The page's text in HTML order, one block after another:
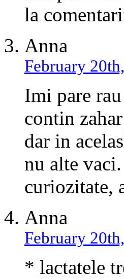
la
Anna
February
Imi pare
contin
dar in
nu alte
curiozitate,
Anna
February
* lactatele